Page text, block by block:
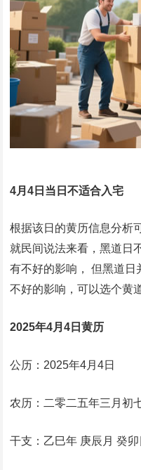
4月4日当日不适合入宅
根据该日的黄历信息分析
就民间说法来看，黑道日
有不好的影响， 但黑道
不好的影响，可以选个黄
2025年4月4日黄历
公历：2025年4月4日
农历：二零二五年三月初
干支：乙巳年 庚辰月 癸卯